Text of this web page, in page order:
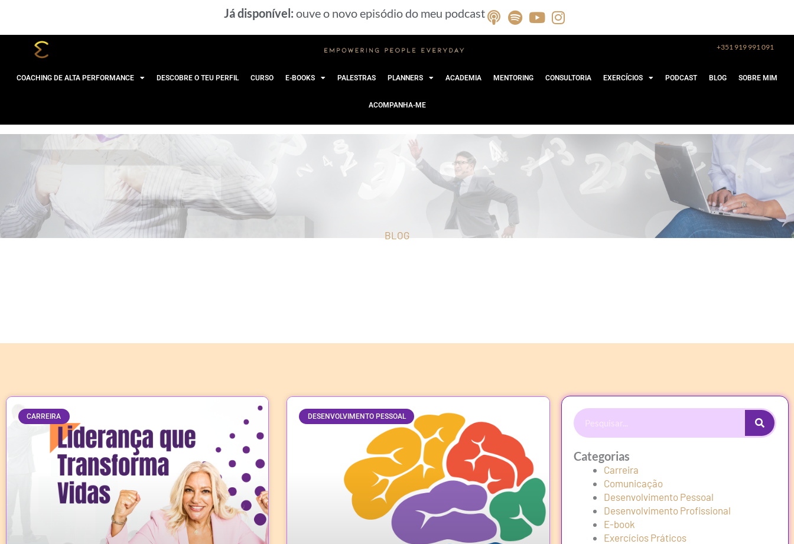
content
Já disponível: ouve o novo episódio do meu podcast
+351 919 991 091
COACHING DE ALTA PERFORMANCE DESCOBRE O TEU PERFIL CURSO E-BOOKS PALESTRAS PLANNERS ACADEMIA MENTORING CONSULTORIA EXERCÍCIOS PODCAST BLOG SOBRE MIM
ACOMPANHA-ME
BLOG
CARREIRA DESENVOLVIMENTO PESSOAL Procurar
Categorias
Carreira
Comunicação
Desenvolvimento Pessoal
Desenvolvimento Profissional
E-book
Exercícios Práticos